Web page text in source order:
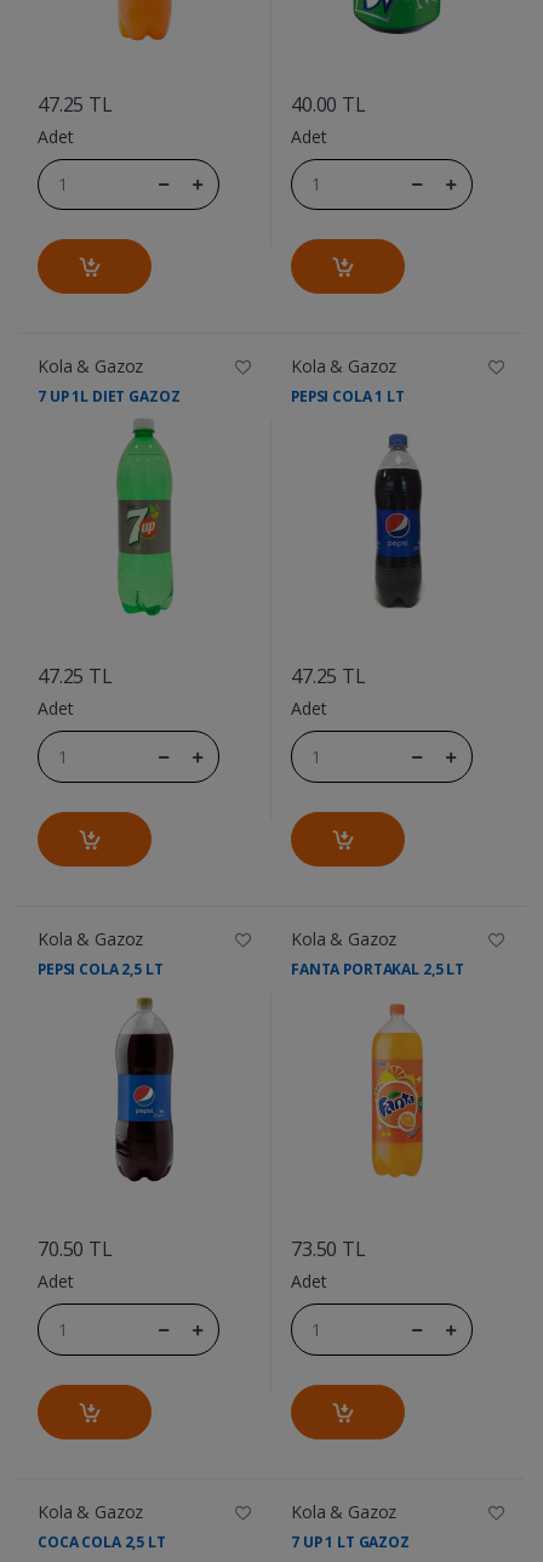
47.25 TL
Adet
40.00 TL
Adet
Kola & Gazoz
7 UP 1L DIET GAZOZ
47.25 TL
Adet
Kola & Gazoz
PEPSI COLA 1 LT
47.25 TL
Adet
Kola & Gazoz
PEPSI COLA 2,5 LT
70.50 TL
Adet
Kola & Gazoz
FANTA PORTAKAL 2,5 LT
73.50 TL
Adet
Kola & Gazoz
COCA COLA 2,5 LT
Kola & Gazoz
7 UP 1 LT GAZOZ